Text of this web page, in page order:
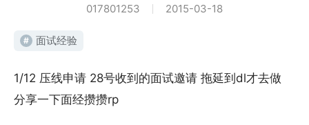
017801253 2015-03-18
# 面试经验
1/12 压线申请 28号收到的面试邀请 拖延到dl才去做
分享一下面经攒攒rp